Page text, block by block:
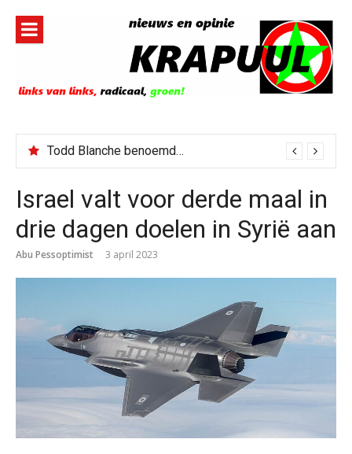
inhoud
Todd Blanche benoemd tot Attorney General
Israel valt voor derde maal in
drie dagen doelen in Syrië aan
Abu Pessoptimist 3 april 2023